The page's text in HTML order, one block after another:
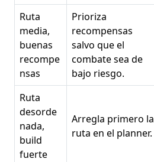
Ruta
media,
buenas
recompe
nsas
Prioriza
recompensas
salvo que el
combate sea de
bajo riesgo.
Ruta
desorde
nada,
build
fuerte
Arregla primero la
ruta en el planner.